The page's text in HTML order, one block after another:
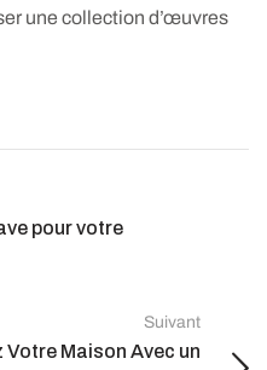
une collection d’œuvres
pour votre
Suivant
Maison Avec un